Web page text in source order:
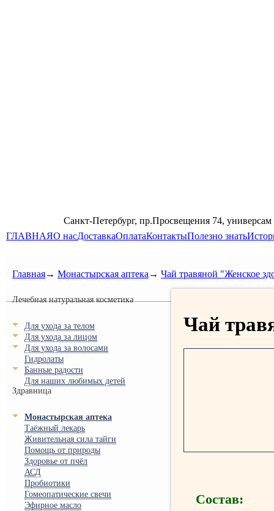
Санкт-Петербург, пр.Просвещения 74,
ГЛАВНАЯО насДоставкаОплатаКонтактыПолезно знать
Главная→ Монастырская аптека → Чай травяной "Женское
Лечебная натуральная косметика
Для ухода за телом
Для ухода за лицом
Для ухода за волосами
Гидролаты
Банные радости
Для наших любимых детей
Здравница
Монастырская аптека
Таёжный лекарь
Живительная сила тайги
Помощь от природы
Здоровье от пчёл
АСД
Пробиотики
Гомеопатические свечи
Эфирное масло
Чай
Состав: